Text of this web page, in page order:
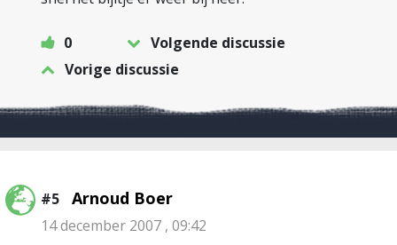
0
Volgende discussie
Vorige discussie
#5 Arnoud Boer
14 december 2007 , 09:42